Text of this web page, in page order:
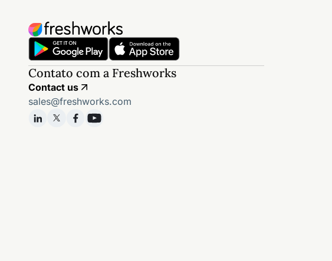
Contato com a Freshworks
Contact us
sales@freshworks.com